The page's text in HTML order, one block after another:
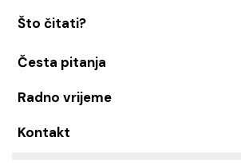
Što čitati?
Česta pitanja
Radno vrijeme
Kontakt